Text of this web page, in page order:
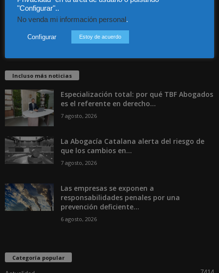
Contáctanos:
Incluso más noticias
Especialización total: por qué TBF Abogados
es el referente en derecho...
7 agosto, 2026
La Abogacía Catalana alerta del riesgo de
que los cambios en...
7 agosto, 2026
Las empresas se exponen a
responsabilidades penales por una
prevención deficiente...
6 agosto, 2026
Categoría popular
"Configurar"..
No venda mi información personal.
Configurar Estoy de acuerdo